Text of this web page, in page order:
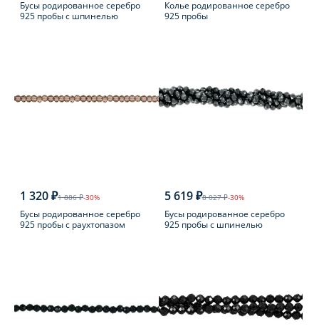
Бусы родированное серебро
925 пробы с шпинелью
Колье родированное серебро
925 пробы
1 320 ₽1 886 ₽-30%
Бусы родированное серебро
925 пробы с раухтопазом
5 619 ₽8 027 ₽-30%
Бусы родированное серебро
925 пробы с шпинелью